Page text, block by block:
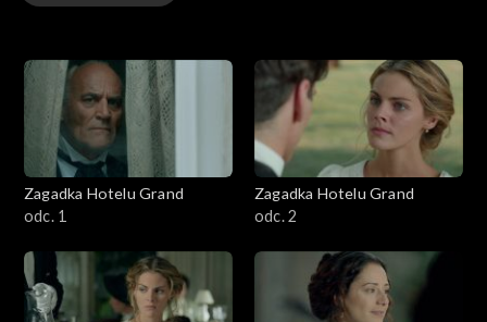
Sezon 2
Sezon 3
Zagadka Hotelu Grand
odc. 1
Zagadka Hotelu Grand
odc. 2